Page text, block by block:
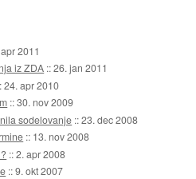
2011
iz ZDA ::26. jan 2011
24. apr 2010
::30. nov 2009
sodelovanje ::23. dec 2008
:: 13. nov 2008
::2. apr 2008
::9. okt 2007